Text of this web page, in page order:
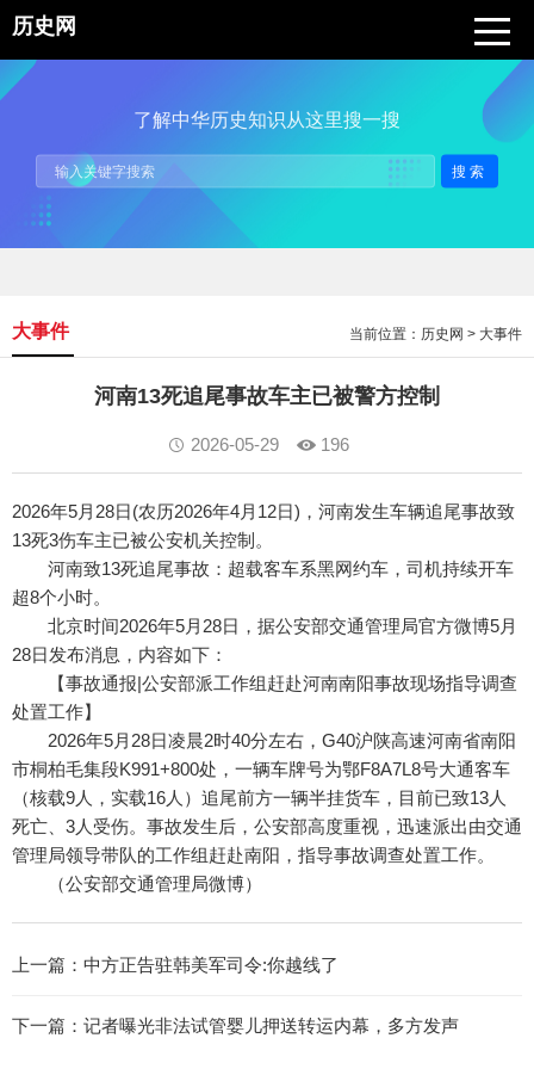
历史网
了解中华历史知识从这里搜一搜
搜索
当前位置： 历史网 > 大事件
大事件
河南13死追尾事故车主已被警方控制
2026-05-29 196
2026年5月28日(农历2026年4月12日)，河南发生车辆追尾事故致
13死3伤车主已被公安机关控制。
河南致13死追尾事故：超载客车系黑网约车，司机持续开车
超8个小时。
北京时间2026年5月28日，据公安部交通管理局官方微博5月
28日发布消息，内容如下：
【事故通报|公安部派工作组赶赴河南南阳事故现场指导调查
处置工作】
2026年5月28日凌晨2时40分左右，G40沪陕高速河南省南阳
市桐柏毛集段K991+800处，一辆车牌号为鄂F8A7L8号大通客车
（核载9人，实载16人）追尾前方一辆半挂货车，目前已致13人
死亡、3人受伤。事故发生后，公安部高度重视，迅速派出由交通
管理局领导带队的工作组赶赴南阳，指导事故调查处置工作。
（公安部交通管理局微博）
上一篇： 中方正告驻韩美军司令:你越线了
下一篇： 记者曝光非法试管婴儿押送转运内幕，多方发声